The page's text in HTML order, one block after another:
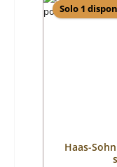
Solo 1
Haas-